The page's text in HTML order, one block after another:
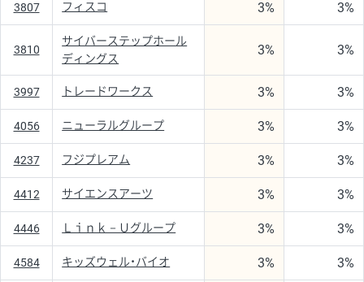
3807 フィスコ 3% 3%
3810
サイバーステップホール
ディングス
3% 3%
3997 トレードワークス 3% 3%
4056 ニューラルグループ 3% 3%
4237 フジプレアム 3% 3%
4412 サイエンスアーツ 3% 3%
4446 Ｌｉｎｋ－Ｕグループ 3% 3%
4584 キッズウェル・バイオ 3% 3%